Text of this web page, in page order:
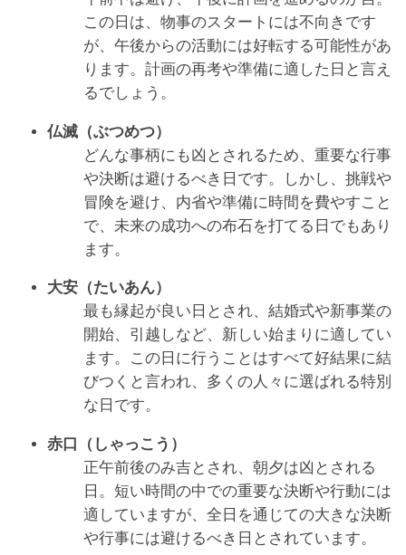
この日は、物事のスタートには不向きです
が、午後からの活動には好転する可能性があ
ります。計画の再考や準備に適した日と言え
るでしょう。
仏滅（ぶつめつ）
どんな事柄にも凶とされるため、重要な行事
や決断は避けるべき日です。しかし、挑戦や
冒険を避け、内省や準備に時間を費やすこと
で、未来の成功への布石を打てる日でもあり
ます。
大安（たいあん）
最も縁起が良い日とされ、結婚式や新事業の
開始、引越しなど、新しい始まりに適してい
ます。この日に行うことはすべて好結果に結
びつくと言われ、多くの人々に選ばれる特別
な日です。
赤口（しゃっこう）
正午前後のみ吉とされ、朝夕は凶とされる
日。短い時間の中での重要な決断や行動には
適していますが、全日を通じての大きな決断
や行事には避けるべき日とされています。